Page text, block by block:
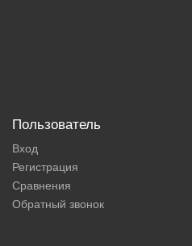
Пользователь
Вход
Регистрация
Сравнения
Обратный звонок